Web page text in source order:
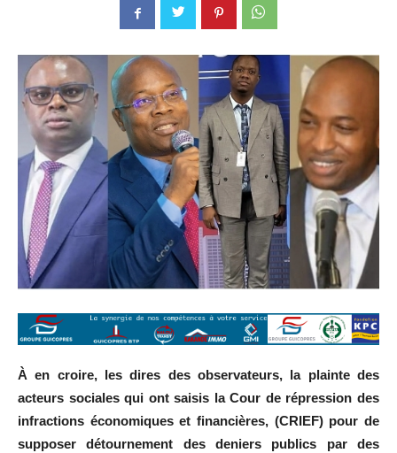
À en croire, les dires des observateurs, la plainte des
acteurs sociales qui ont saisis la Cour de répression des
infractions économiques et financières, (CRIEF) pour de
supposer détournement des deniers publics par des